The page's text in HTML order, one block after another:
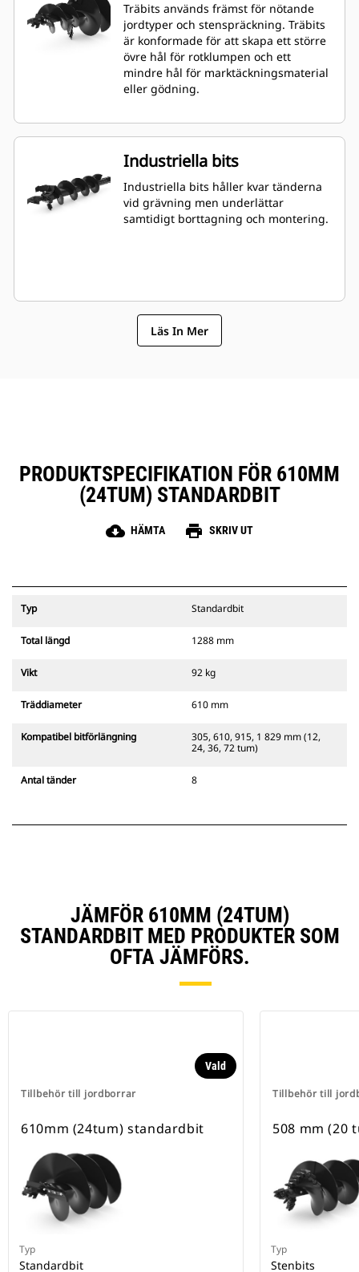
Träbits används främst för nötande
jordtyper och stenspräckning. Träbits
är konformade för att skapa ett större
övre hål för rotklumpen och ett
mindre hål för marktäckningsmaterial
eller gödning.
Industriella bits
Industriella bits håller kvar tänderna
vid grävning men underlättar
samtidigt borttagning och montering.
Läs In Mer
PRODUKTSPECIFIKATION FÖR 610MM
(24TUM) STANDARDBIT
cloud_download HÄMTA print SKRIV UT
Typ Standardbit
Total längd 1288 mm
Vikt 92 kg
Träddiameter 610 mm
Kompatibel bitförlängning
305, 610, 915, 1 829 mm (12,
24, 36, 72 tum)
Antal tänder 8
JÄMFÖR 610MM (24TUM)
STANDARDBIT MED PRODUKTER SOM
OFTA JÄMFÖRS.
Tillbehör till jordborrar
Vald
610mm (24tum) standardbit
Typ
Standardbit
Tillbehör till
508 mm (20
Typ
Stenbits